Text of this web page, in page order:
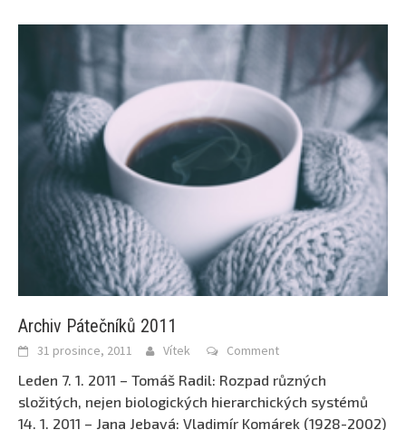
Archiv Pátečníků 2011
31 prosince, 2011 Vítek Comment
Leden 7. 1. 2011 – Tomáš Radil: Rozpad různých
složitých, nejen biologických hierarchických systémů
14. 1. 2011 – Jana Jebavá: Vladimír Komárek (1928-2002)